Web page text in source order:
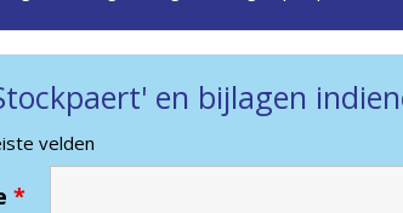
en bijlagen
velden
*